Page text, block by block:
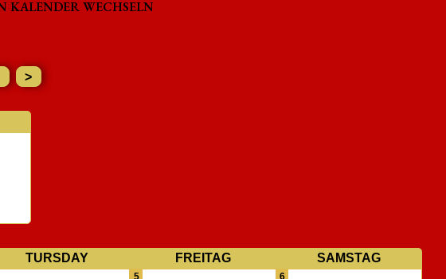
KALENDER WECHSELN
>
TURSDAY FREITAG SAMSTAG